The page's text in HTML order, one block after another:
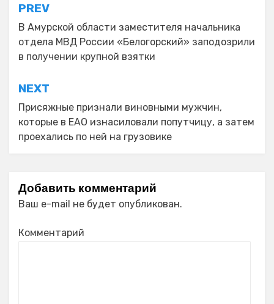
Навигация
по
записям
PREV
В Амурской области заместителя начальника
отдела МВД России «Белогорский» заподозрили
в получении крупной взятки
NEXT
Присяжные признали виновными мужчин,
которые в ЕАО изнасиловали попутчицу, а затем
проехались по ней на грузовике
Добавить комментарий
Ваш e-mail не будет опубликован.
Комментарий